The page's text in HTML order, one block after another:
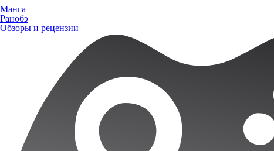
Манга
Ранобэ
Обзоры и рецензии